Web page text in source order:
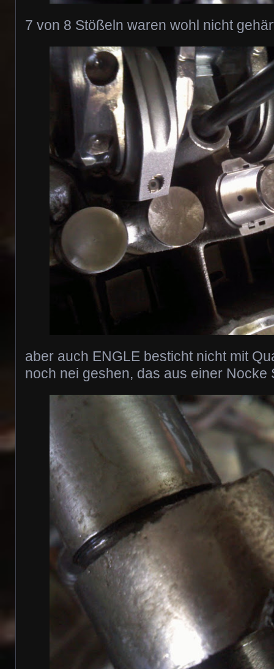
7 von 8 Stößeln waren wohl nicht
aber auch ENGLE besticht nicht mit
noch nei geshen, das aus einer Nocke